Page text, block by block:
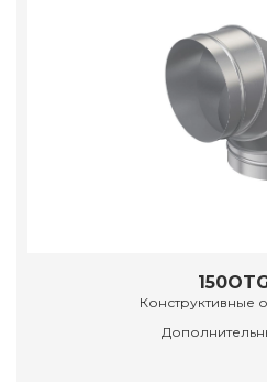
Конструктивные